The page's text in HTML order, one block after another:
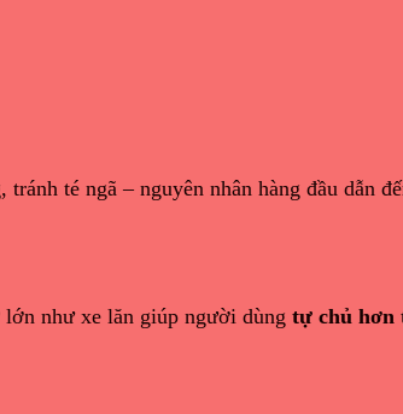
té ngã – nguyên nhân hàng đầu dẫn
như xe lăn giúp người dùng tự chủ hơn